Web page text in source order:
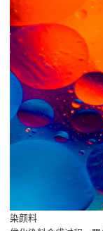
染颜料